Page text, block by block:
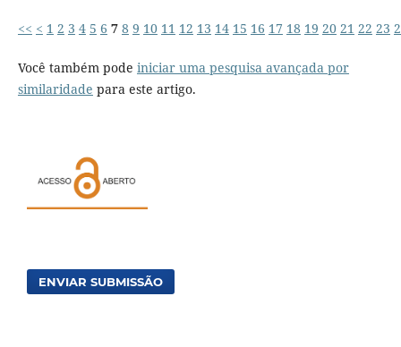
<< < 1 2 3 4 5 6 7 8 9 10 11 12 13 14 15 16 17 18 19 20 21 22 23
Você também pode iniciar uma pesquisa avançada por
similaridade para este artigo.
ENVIAR SUBMISSÃO